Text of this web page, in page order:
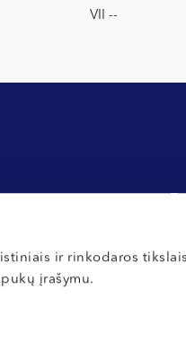
ir rinkodaros
įrašymu.
VII --